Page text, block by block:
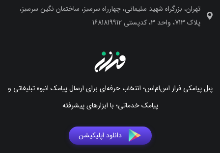
تهران، بزرگراه شهید سلیمانی، چهارراه سرسبز، ساختمان نگین سرسبز،
پلاک 713، واحد 3، کدپستی 1681819912
پنل پیامکی فراز اس‌ام‌اس؛ انتخاب حرفه‌ای برای ارسال پیامک انبوه تبلیغاتی و
پیامک خدماتی؛ با ابزارهای پیشرفته
دانلود اپلیکیشن